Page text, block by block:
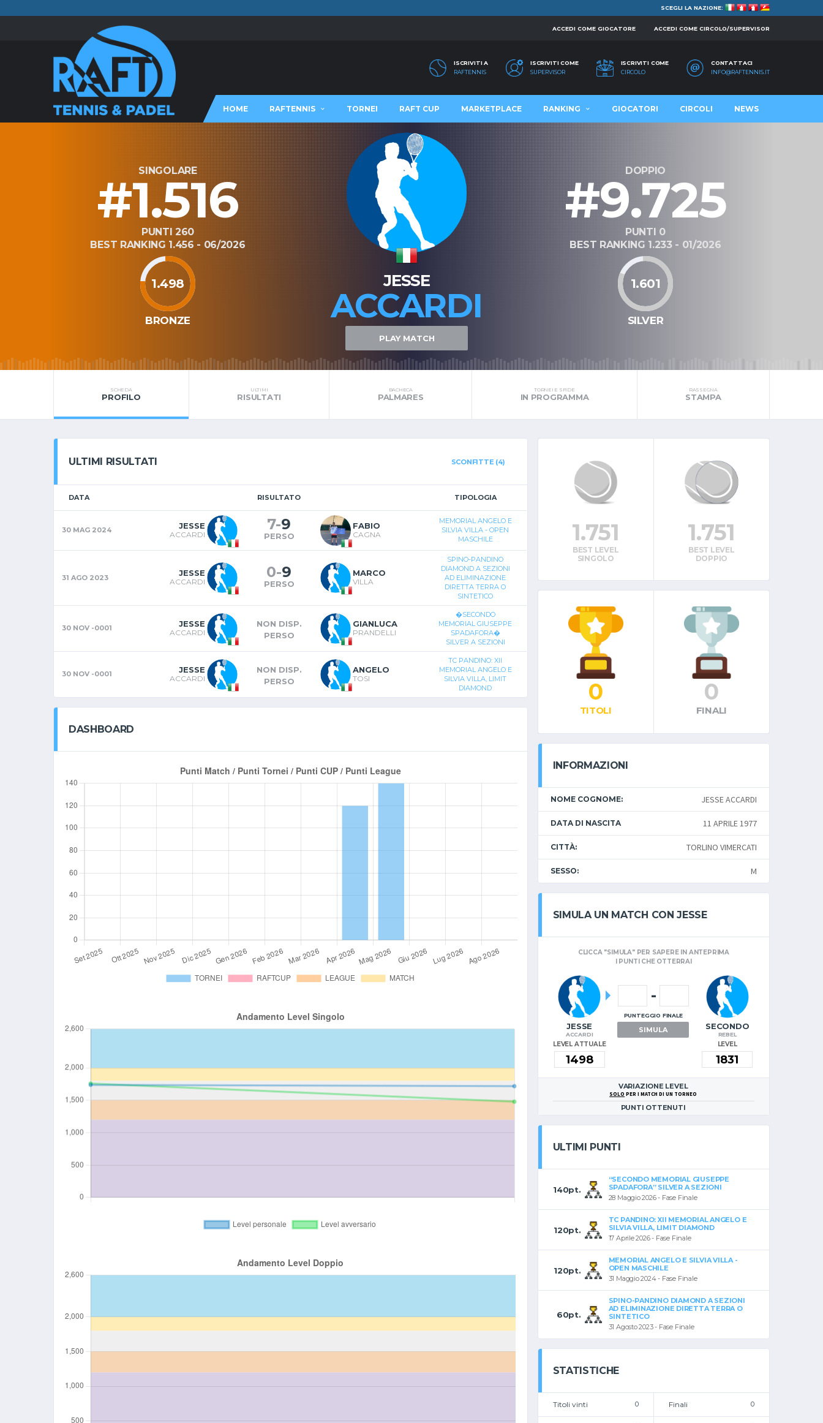
SCEGLI LA NAZIONE:
ACCEDI COME GIOCATORE ACCEDI COME CIRCOLO/SUPERVISOR
ISCRIVITI A
RAFTENNIS
ISCRIVITI COME
SUPERVISOR
ISCRIVITI COME
CIRCOLO
CONTATTACI
INFO@RAFTENNIS.IT
HOME RAFTENNIS TORNEI RAFT CUP MARKETPLACE RANKING GIOCATORI CIRCOLI NEWS
SINGOLARE
#1.516
PUNTI 260
BEST RANKING 1.456 - 06/2026
1.498
BRONZE
JESSE
ACCARDI
PLAY MATCH
DOPPIO
#9.725
PUNTI 0
BEST RANKING 1.233 - 01/2026
1.601
SILVER
SCHEDA
PROFILO
ULTIMI
RISULTATI
BACHECA
PALMARES
TORNEI E SFIDE
IN PROGRAMMA
RASSEGNA
STAMPA
ULTIMI RISULTATI SCONFITTE (4)
DATA RISULTATO TIPOLOGIA
30 MAG 2024 JESSE
ACCARDI
7-9
PERSO
FABIO
CAGNA
MEMORIAL ANGELO E
SILVIA VILLA - OPEN
MASCHILE
31 AGO 2023 JESSE
ACCARDI
0-9
PERSO
MARCO
VILLA
SPINO-PANDINO
DIAMOND A SEZIONI
AD ELIMINAZIONE
DIRETTA TERRA O
SINTETICO
30 NOV -0001 JESSE
ACCARDI
NON DISP.
PERSO
GIANLUCA
PRANDELLI
�SECONDO
MEMORIAL GIUSEPPE
SPADAFORA�
SILVER A SEZIONI
30 NOV -0001 JESSE
ACCARDI
NON DISP.
PERSO
ANGELO
TOSI
TC PANDINO: XII
MEMORIAL ANGELO E
SILVIA VILLA, LIMIT
DIAMOND
DASHBOARD
1.751
BEST LEVEL
SINGOLO
1.751
BEST LEVEL
DOPPIO
0
TITOLI
0
FINALI
INFORMAZIONI
NOME COGNOME: JESSE ACCARDI
DATA DI NASCITA 11 APRILE 1977
CITTÀ: TORLINO VIMERCATI
SESSO: M
SIMULA UN MATCH CON JESSE
CLICCA "SIMULA" PER SAPERE IN ANTEPRIMA
I PUNTI CHE OTTERRAI
JESSE
ACCARDI
LEVEL ATTUALE
-
PUNTEGGIO FINALE
SIMULA SECONDO
REBEL
LEVEL
VARIAZIONE LEVEL
SOLO PER I MATCH DI UN TORNEO
PUNTI OTTENUTI
ULTIMI PUNTI
140pt.
“SECONDO MEMORIAL GIUSEPPE
SPADAFORA” SILVER A SEZIONI
28 Maggio 2026 - Fase Finale
120pt.
TC PANDINO: XII MEMORIAL ANGELO E
SILVIA VILLA, LIMIT DIAMOND
17 Aprile 2026 - Fase Finale
120pt.
MEMORIAL ANGELO E SILVIA VILLA -
OPEN MASCHILE
31 Maggio 2024 - Fase Finale
60pt.
SPINO-PANDINO DIAMOND A SEZIONI
AD ELIMINAZIONE DIRETTA TERRA O
SINTETICO
31 Agosto 2023 - Fase Finale
STATISTICHE
Titoli vinti 0 Finali 0